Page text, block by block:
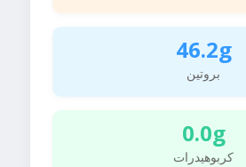
46.2g
بروتين
0.0g
كربوهيدرات